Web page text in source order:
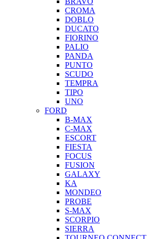
CROMA
DOBLO
DUCATO
FIORINO
PALIO
PANDA
PUNTO
SCUDO
TEMPRA
TIPO
UNO
FORD
B-MAX
C-MAX
ESCORT
FIESTA
FOCUS
FUSION
GALAXY
KA
MONDEO
PROBE
S-MAX
SCORPIO
SIERRA